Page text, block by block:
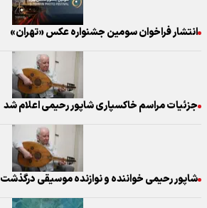
انتشار فراخوان سومین جشنواره عکس «تهران»
جزئیات مراسم خاکسپاری شاپور رحیمی اعلام شد
شاپور رحیمی خواننده و نوازنده موسیقی درگذشت